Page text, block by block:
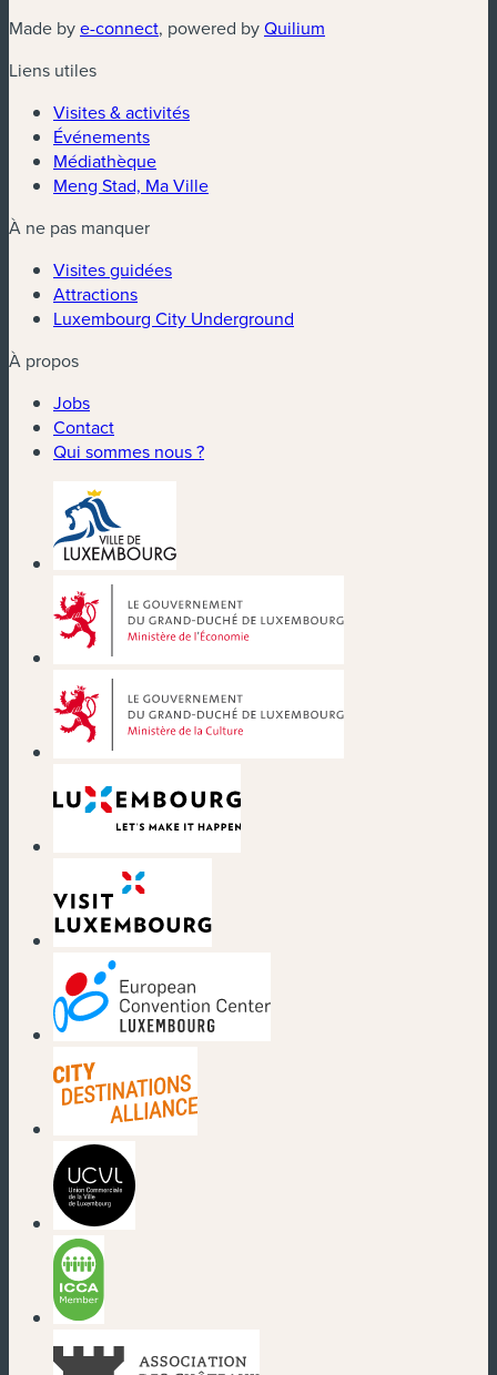
Made bye-connect(nouvelle fenêtre)
, powered byQuilium
Liens utiles
Visites & activités
Événements
Médiathèque
Meng Stad, Ma Ville
À ne pas manquer
Visites guidées
Attractions
Luxembourg City Underground
À propos
Jobs
Contact
Qui sommes nous ?